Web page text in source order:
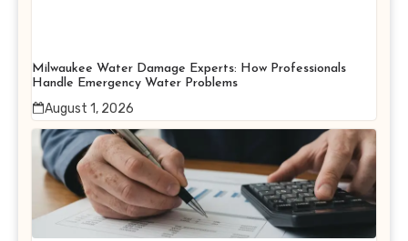
Milwaukee Water Damage Experts: How Professionals
Handle Emergency Water Problems
August 1, 2026